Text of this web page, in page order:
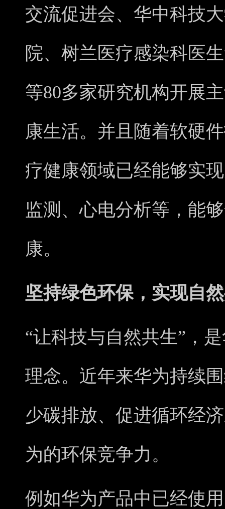
交流促进会、华中科技
院、树兰医疗感染科医
等80多家研究机构开展
康生活。并且随着软硬
疗健康领域已经能够实
监测、心电分析等，能
康。
坚持绿色环保，实现自
“让科技与自然共生”，
理念。近年来华为持续
少碳排放、促进循环经
为的环保竞争力。
例如华为产品中已经使